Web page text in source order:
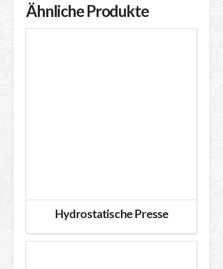
Ähnliche Produkte
Hydrostatische Presse